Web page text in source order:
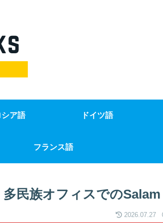
シア語 ドイツ語
フランス語
民族オフィスでのSalam
2026.07.27